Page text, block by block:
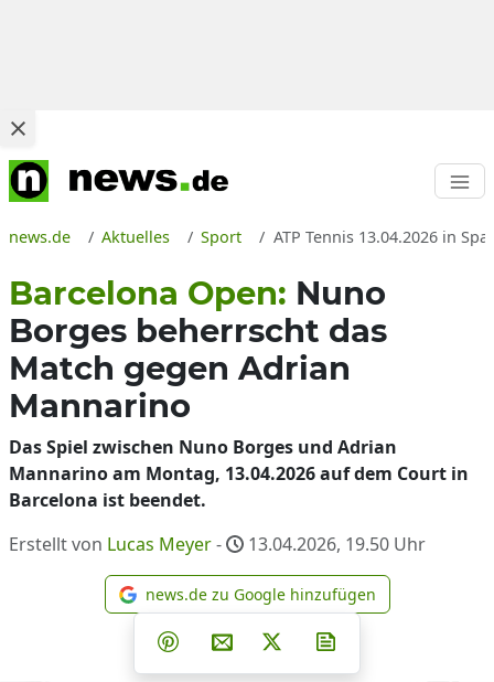
news.de Aktuelles Sport ATP Tennis 13.04.2026 in
Barcelona Open: Nuno
Borges beherrscht das
Match gegen Adrian
Mannarino
Das Spiel zwischen Nuno Borges und Adrian
Mannarino am Montag, 13.04.2026 auf dem Court in
Barcelona ist beendet.
Erstellt von Lucas Meyer- 13.04.2026, 19.50 Uhr
news.de zu Google
news.de zu Google hinzufügen
Teilen auf Facebook
Teilen auf Whatsapp
Teilen auf Telegram
Teilen auf Pinterest
Per E-Mail teilen
Post auf X